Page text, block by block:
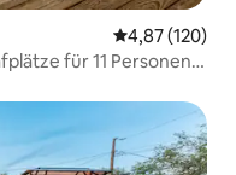
4,87 (120)
für 11 Personen |